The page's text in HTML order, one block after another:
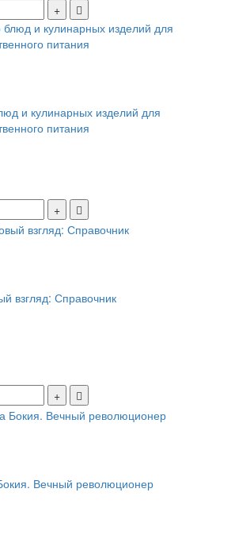
и кулинарных изделий для
питания
взгляд: Справочник
Вечный революционер